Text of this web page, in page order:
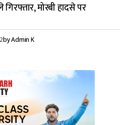
मोरबी हादसे पर
byAdmin K